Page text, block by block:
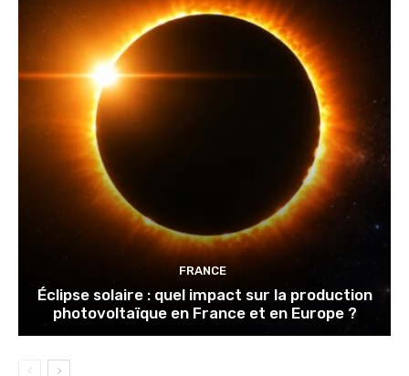
FRANCE
Éclipse solaire : quel impact sur la production
photovoltaïque en France et en Europe ?